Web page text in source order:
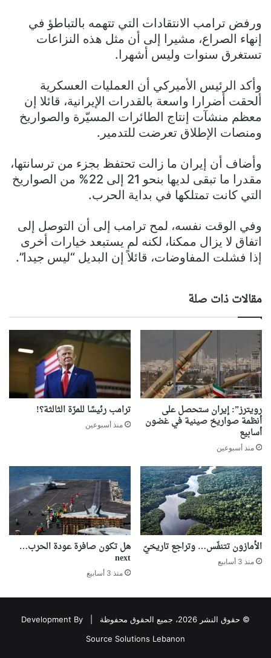
ورفض ترامب الانتقادات التي تتهمه بالتباطؤ في
إنهاء الصراع، مشيرا إلى أن مثل هذه النزاعات
تستغرق سنوات وليس أشهرا.
وأكد الرئيس الأميركي أن العمليات العسكرية
ألحقت أضرارا واسعة بالقدرات الإيرانية، قائلا إن
معظم منشآت إنتاج الطائرات المسيّرة والصواريخ
ومنصات الإطلاق تعرضت للتدمير.
وأضاف أن إيران ما زالت تحتفظ بجزء من ترسانتها،
مقدرا ما تبقى لديها بنحو 21 إلى 22% من الصواريخ
التي كانت تمتلكها في بداية الحرب.
وفي الوقت نفسه، لمح ترامب إلى أن التوصل إلى
اتفاق لا يزال ممكنا، لكنه لم يستبعد خيارات أخرى
إذا فشلت المفاوضات، قائلاً إن البديل “ليس جيدا”.
مقالات ذات صلة
رويترز”: إيران ستحصل على
أنظمة صواريخ صينية في غضون
أسابيع
منذ أسبوعين
ترامب رئيسًا للمرّة الثالثة؟!
منذ أسبوعين
الأمازون تتنفّس… وتراجع تاريخيّ
منذ 3 أسابيع
هل تكون صافرة عودة الحرب…
next
منذ 3 أسابيع
© حقوق النشر 2026، جميع الحقوق محفوظة |
Development By
Source Solutions Lebanon